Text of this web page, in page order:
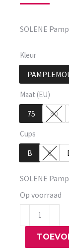
SOLENE
Kleur
Maat (EU)
75 80
Cups
B C
SOLENE
Op voorraad
SOLENE
voorgevormde